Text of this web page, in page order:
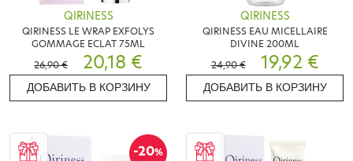
QIRINESS
QIRINESS LE WRAP EXFOLYS
GOMMAGE ECLAT 75ML
26,90 €
20,18 €
ДОБАВИТЬ В КОРЗИНУ
QIRINESS
QIRINESS EAU MICELLAIRE
DIVINE 200ML
24,90 €
19,92 €
ДОБАВИТЬ В КОРЗИНУ
-20%